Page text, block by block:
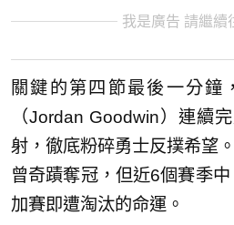
我是廣告 請繼續
關鍵的第四節最後一分鐘
（Jordan Goodwin）連續
射，徹底粉碎勇士反撲希望
曾奇蹟奪冠，但近6個賽季
加賽即遭淘汰的命運。